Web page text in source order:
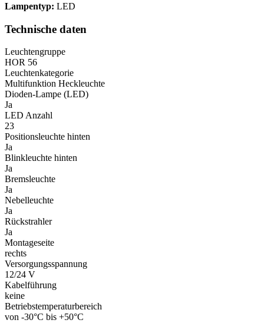
Lampentyp: LED
Technische daten
Leuchtengruppe
HOR 56
Leuchtenkategorie
Multifunktion Heckleuchte
Dioden-Lampe (LED)
Ja
LED Anzahl
23
Positionsleuchte hinten
Ja
Blinkleuchte hinten
Ja
Bremsleuchte
Ja
Nebelleuchte
Ja
Rückstrahler
Ja
Montageseite
rechts
Versorgungsspannung
12/24 V
Kabelführung
keine
Betriebstemperaturbereich
von -30°C bis +50°C